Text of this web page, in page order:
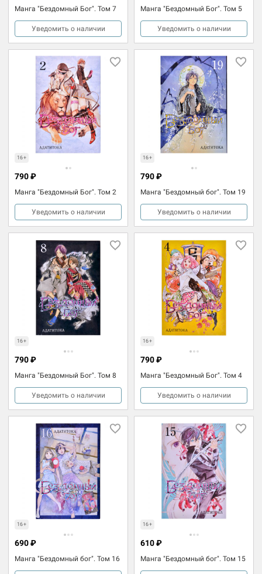
Манга "Бездомный Бог". Том 7
Уведомить о наличии
Манга "Бездомный Бог". Том 5
Уведомить о наличии
16+
Манга "Бездомный Бог". Том 2
790 ₽
Уведомить о наличии
16+
Манга "Бездомный бог". Том 19
790 ₽
Уведомить о наличии
16+
Манга "Бездомный Бог". Том 8
790 ₽
Уведомить о наличии
16+
Манга "Бездомный Бог". Том 4
790 ₽
Уведомить о наличии
16+
Манга "Бездомный бог". Том 16
690 ₽
16+
Манга "Бездомный бог". Том 15
610 ₽